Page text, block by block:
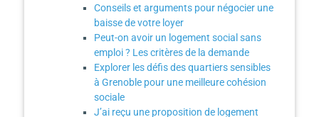
Conseils et arguments pour négocier une
baisse de votre loyer
Peut-on avoir un logement social sans
emploi ? Les critères de la demande
Explorer les défis des quartiers sensibles
à Grenoble pour une meilleure cohésion
sociale
J’ai reçu une proposition de logement